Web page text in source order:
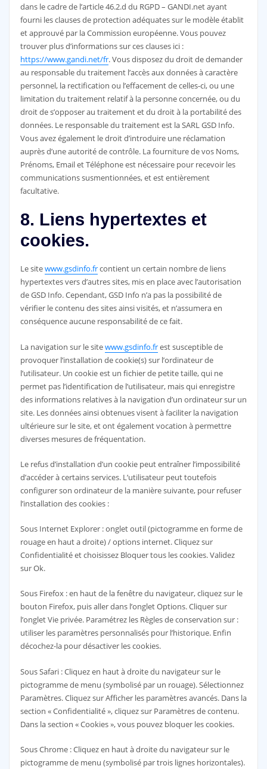
dans le cadre de l’article 46.2.d du RGPD – GANDI.net ayant
fourni les clauses de protection adéquates sur le modèle établit
et approuvé par la Commission européenne. Vous pouvez
trouver plus d’informations sur ces clauses ici :
https://www.gandi.net/fr. Vous disposez du droit de demander
au responsable du traitement l’accès aux données à caractère
personnel, la rectification ou l’effacement de celles-ci, ou une
limitation du traitement relatif à la personne concernée, ou du
droit de s’opposer au traitement et du droit à la portabilité des
données. Le responsable du traitement est la SARL GSD Info.
Vous avez également le droit d’introduire une réclamation
auprès d’une autorité de contrôle. La fourniture de vos Noms,
Prénoms, Email et Téléphone est nécessaire pour recevoir les
communications susmentionnées, et est entièrement
facultative.
8. Liens hypertextes et
cookies.
Le sitewww.gsdinfo.frcontient un certain nombre de liens
hypertextes vers d’autres sites, mis en place avec l’autorisation
de GSD Info. Cependant, GSD Info n’a pas la possibilité de
vérifier le contenu des sites ainsi visités, et n’assumera en
conséquence aucune responsabilité de ce fait.
La navigation sur le sitewww.gsdinfo.frest susceptible de
provoquer l’installation de cookie(s) sur l’ordinateur de
l’utilisateur. Un cookie est un fichier de petite taille, qui ne
permet pas l’identification de l’utilisateur, mais qui enregistre
des informations relatives à la navigation d’un ordinateur sur un
site. Les données ainsi obtenues visent à faciliter la navigation
ultérieure sur le site, et ont également vocation à permettre
diverses mesures de fréquentation.
Le refus d’installation d’un cookie peut entraîner l’impossibilité
d’accéder à certains services. L’utilisateur peut toutefois
configurer son ordinateur de la manière suivante, pour refuser
l’installation des cookies :
Sous Internet Explorer : onglet outil (pictogramme en forme de
rouage en haut a droite) / options internet. Cliquez sur
Confidentialité et choisissez Bloquer tous les cookies. Validez
sur Ok.
Sous Firefox : en haut de la fenêtre du navigateur, cliquez sur le
bouton Firefox, puis aller dans l’onglet Options. Cliquer sur
l’onglet Vie privée. Paramétrez les Règles de conservation sur :
utiliser les paramètres personnalisés pour l’historique. Enfin
décochez-la pour désactiver les cookies.
Sous Safari : Cliquez en haut à droite du navigateur sur le
pictogramme de menu (symbolisé par un rouage). Sélectionnez
Paramètres. Cliquez sur Afficher les paramètres avancés. Dans la
section « Confidentialité », cliquez sur Paramètres de contenu.
Dans la section « Cookies », vous pouvez bloquer les cookies.
Sous Chrome : Cliquez en haut à droite du navigateur sur le
pictogramme de menu (symbolisé par trois lignes horizontales).